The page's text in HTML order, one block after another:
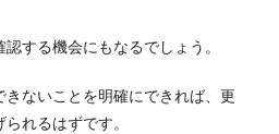
する機会にもなるでしょう。
ないことを明確にできれば、更
れるはずです。